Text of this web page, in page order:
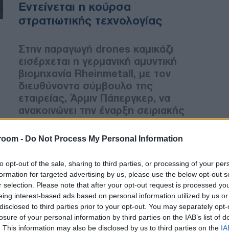
- Do Not Process My Personal Information
opt-out of the sale, sharing to third parties, or processing of your
for targeted advertising by us, please use the below opt-out
selection. Please note that after your opt-out request is processed
interest-based ads based on personal information utilized by us
to third parties prior to your opt-out. You may separately
of your personal information by third parties on the IAB’s list of
This information may also be disclosed by us to third parties on the
Εντείνεται η κούρσα
στρατιωτικής τεχνολογίας
Στην παραγωγή drones καμικάζι
εισέρχεται η γερμανική αμυντική
βιομηχανία Rheinmetall, με τον
διευθύνοντα σύμβουλο της
εταιρείας, Άρμιν Πάπεργκερ, να
ανακοινώνει την έναρξη σειριακής
κατασκευής του νέου
συστήματος στις εγκαταστάσεις
παράγονταν ανταλλακτικά
αυτοκινήτων.
ΔΙΕΘΝΗ
11/09/2025 - 20:47